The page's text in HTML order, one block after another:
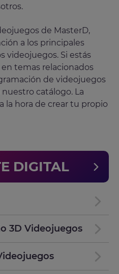
de MasterD,
a los principales
videojuegos. Si estás
temas relacionados
de videojuegos
catálogo. La
la hora de crear tu propio
DIGITAL
3D Videojuegos